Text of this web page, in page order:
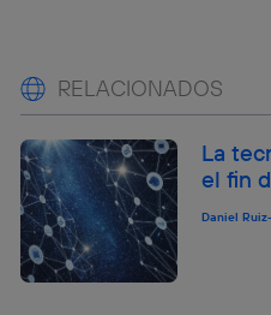
RELACIONADOS
La
el fin
Daniel